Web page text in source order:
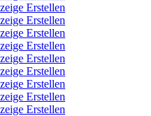
Erstellen
Erstellen
Erstellen
Erstellen
Erstellen
Erstellen
Erstellen
Erstellen
Erstellen